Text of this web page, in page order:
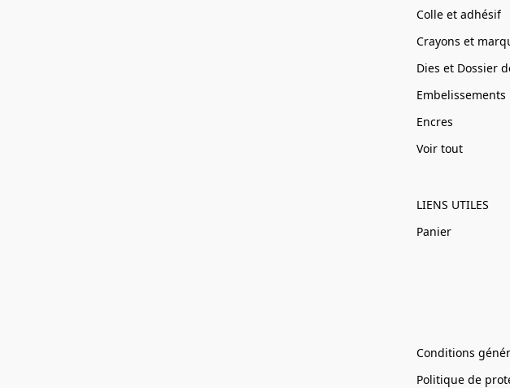
Colle et adhésif
Crayons et
Dies et Dossier
Embelissements
Encres
Voir tout
LIENS UTILES
Panier
Conditions
Politique de